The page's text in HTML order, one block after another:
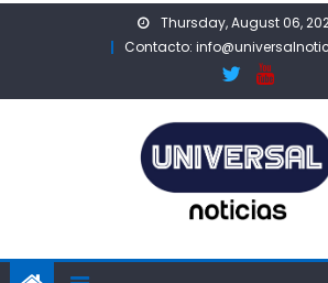
Thursday, August 06,
Contacto: